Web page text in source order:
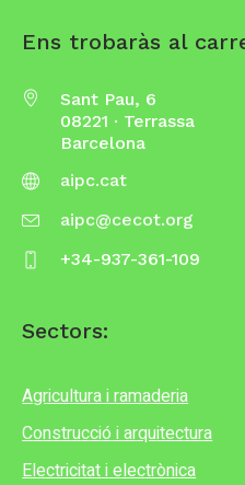
Ens trobaràs al
Sant Pau, 6
08221 · Terrassa
Barcelona
aipc.cat
aipc@cecot.org
+34-937-361-109
Sectors:
Agricultura i ramaderia
Construcció i arquitectura
Electricitat i electrònica